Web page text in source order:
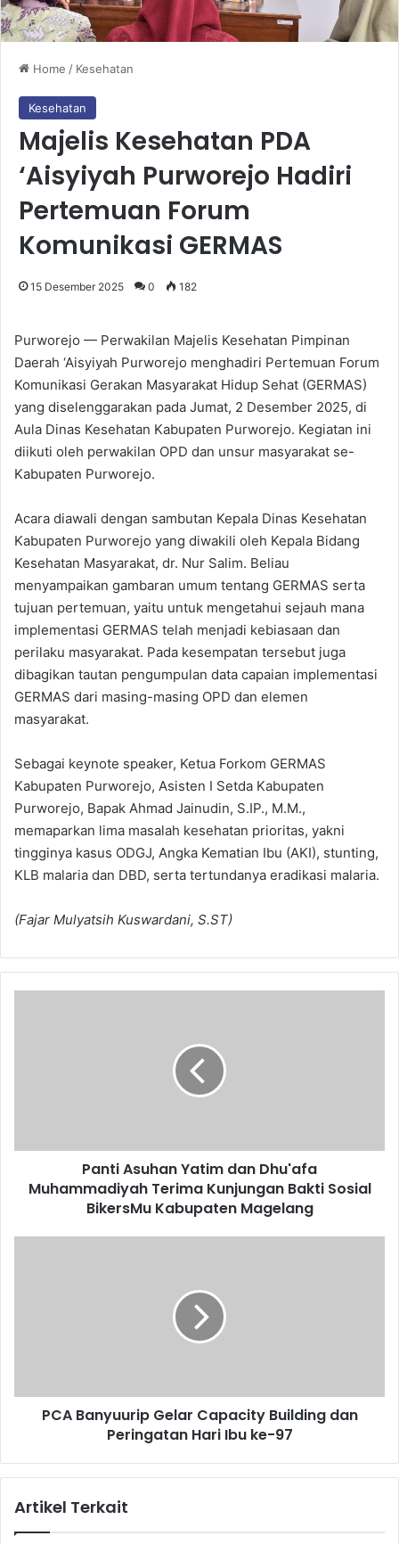
Home / Kesehatan
Kesehatan
Majelis Kesehatan PDA
‘Aisyiyah Purworejo Hadiri
Pertemuan Forum
Komunikasi GERMAS
15 Desember 2025 0 182
Purworejo — Perwakilan Majelis Kesehatan Pimpinan
Daerah ‘Aisyiyah Purworejo menghadiri Pertemuan Forum
Komunikasi Gerakan Masyarakat Hidup Sehat (GERMAS)
yang diselenggarakan pada Jumat, 2 Desember 2025, di
Aula Dinas Kesehatan Kabupaten Purworejo. Kegiatan ini
diikuti oleh perwakilan OPD dan unsur masyarakat se-
Kabupaten Purworejo.
Acara diawali dengan sambutan Kepala Dinas Kesehatan
Kabupaten Purworejo yang diwakili oleh Kepala Bidang
Kesehatan Masyarakat, dr. Nur Salim. Beliau
menyampaikan gambaran umum tentang GERMAS serta
tujuan pertemuan, yaitu untuk mengetahui sejauh mana
implementasi GERMAS telah menjadi kebiasaan dan
perilaku masyarakat. Pada kesempatan tersebut juga
dibagikan tautan pengumpulan data capaian implementasi
GERMAS dari masing-masing OPD dan elemen
masyarakat.
Sebagai keynote speaker, Ketua Forkom GERMAS
Kabupaten Purworejo, Asisten I Setda Kabupaten
Purworejo, Bapak Ahmad Jainudin, S.IP., M.M.,
memaparkan lima masalah kesehatan prioritas, yakni
tingginya kasus ODGJ, Angka Kematian Ibu (AKI), stunting,
KLB malaria dan DBD, serta tertundanya eradikasi malaria.
(Fajar Mulyatsih Kuswardani, S.ST)
Bakti
BikersMu
Panti Asuhan Yatim dan Dhu'afa
Muhammadiyah Terima Kunjungan Bakti Sosial
BikersMu Kabupaten Magelang
Ibu
PCA Banyuurip Gelar Capacity Building dan
Peringatan Hari Ibu ke-97
Artikel Terkait